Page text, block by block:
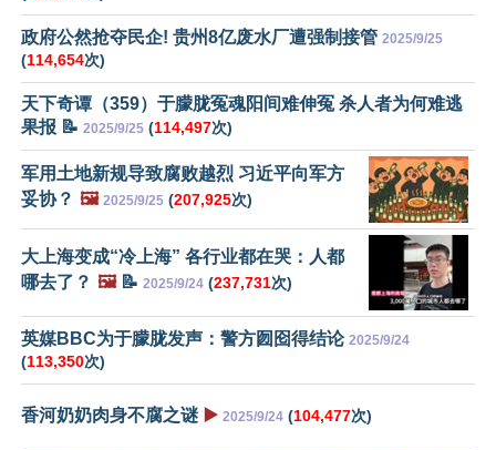
政府公然抢夺民企! 贵州8亿废水厂遭强制接管 2025/9/25
(114,654次)
天下奇谭（359）于朦胧冤魂阳间难伸冤 杀人者为何难逃
果报 📝 2025/9/25 (114,497次)
军用土地新规导致腐败越烈 习近平向军方
妥协？ 🖼️ 2025/9/25 (207,925次)
大上海变成“冷上海” 各行业都在哭：人都
哪去了？ 🖼️📝 2025/9/24 (237,731次)
英媒BBC为于朦胧发声：警方囫囵得结论 2025/9/24
(113,350次)
香河奶奶肉身不腐之谜 ▶️ 2025/9/24 (104,477次)